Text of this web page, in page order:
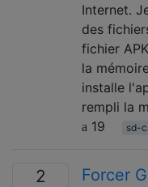
Internet.
des
fichier
la
installe
rempli la
19
sd-
2
Forcer